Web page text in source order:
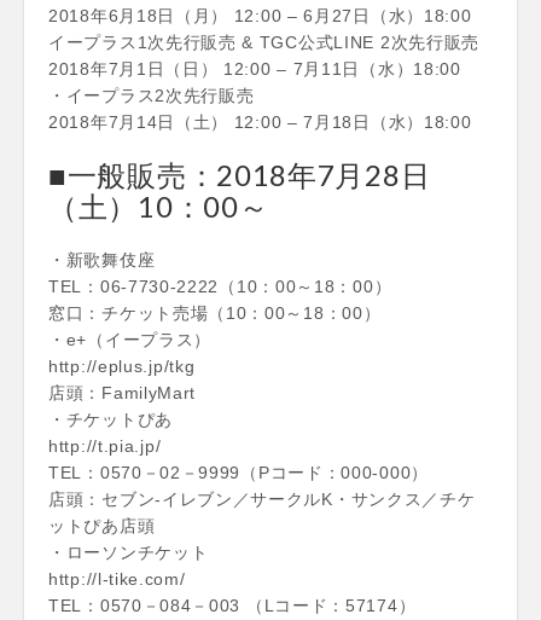
2018年6月18日（月） 12:00 – 6月27日（水）18:00
イープラス1次先行販売 & TGC公式LINE 2次先行販売
2018年7月1日（日） 12:00 – 7月11日（水）18:00
・イープラス2次先行販売
2018年7月14日（土） 12:00 – 7月18日（水）18:00
■一般販売：2018年7月28日
（土）10：00～
・新歌舞伎座
TEL：06-7730-2222（10：00～18：00）
窓口：チケット売場（10：00～18：00）
・e+（イープラス）
http://eplus.jp/tkg
店頭：FamilyMart
・チケットぴあ
http://t.pia.jp/
TEL：0570－02－9999（Pコード：000-000）
店頭：セブン-イレブン／サークルK・サンクス／チケ
ットぴあ店頭
・ローソンチケット
http://l-tike.com/
TEL：0570－084－003 （Lコード：57174）